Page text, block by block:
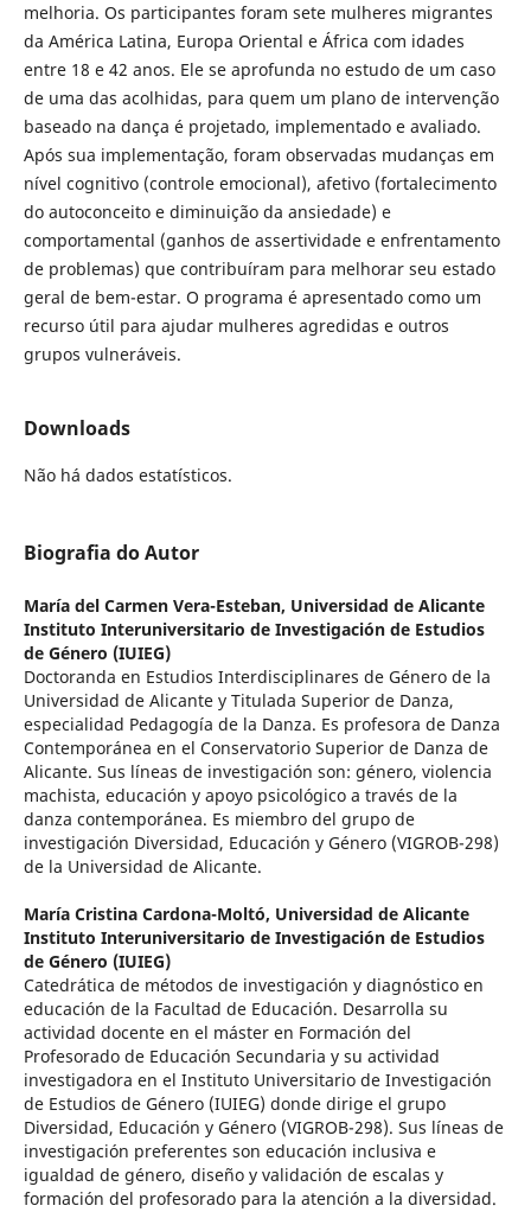
melhoria. Os participantes foram sete mulheres migrantes
da América Latina, Europa Oriental e África com idades
entre 18 e 42 anos. Ele se aprofunda no estudo de um caso
de uma das acolhidas, para quem um plano de intervenção
baseado na dança é projetado, implementado e avaliado.
Após sua implementação, foram observadas mudanças em
nível cognitivo (controle emocional), afetivo (fortalecimento
do autoconceito e diminuição da ansiedade) e
comportamental (ganhos de assertividade e enfrentamento
de problemas) que contribuíram para melhorar seu estado
geral de bem-estar. O programa é apresentado como um
recurso útil para ajudar mulheres agredidas e outros
grupos vulneráveis.
Downloads
Não há dados estatísticos.
Biografia do Autor
María del Carmen Vera-Esteban, Universidad de Alicante
Instituto Interuniversitario de Investigación de Estudios
de Género (IUIEG)
Doctoranda en Estudios Interdisciplinares de Género de la
Universidad de Alicante y Titulada Superior de Danza,
especialidad Pedagogía de la Danza. Es profesora de Danza
Contemporánea en el Conservatorio Superior de Danza de
Alicante. Sus líneas de investigación son: género, violencia
machista, educación y apoyo psicológico a través de la
danza contemporánea. Es miembro del grupo de
investigación Diversidad, Educación y Género (VIGROB-298)
de la Universidad de Alicante.
María Cristina Cardona-Moltó, Universidad de Alicante
Instituto Interuniversitario de Investigación de Estudios
de Género (IUIEG)
Catedrática de métodos de investigación y diagnóstico en
educación de la Facultad de Educación. Desarrolla su
actividad docente en el máster en Formación del
Profesorado de Educación Secundaria y su actividad
investigadora en el Instituto Universitario de Investigación
de Estudios de Género (IUIEG) donde dirige el grupo
Diversidad, Educación y Género (VIGROB-298). Sus líneas de
investigación preferentes son educación inclusiva e
igualdad de género, diseño y validación de escalas y
formación del profesorado para la atención a la diversidad.